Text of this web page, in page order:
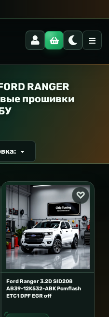
RANGER
прошивки
Ford Ranger 3.2D SID208
AB39-12K532-ABK Pcmflash
ETC1 DPF EGR off